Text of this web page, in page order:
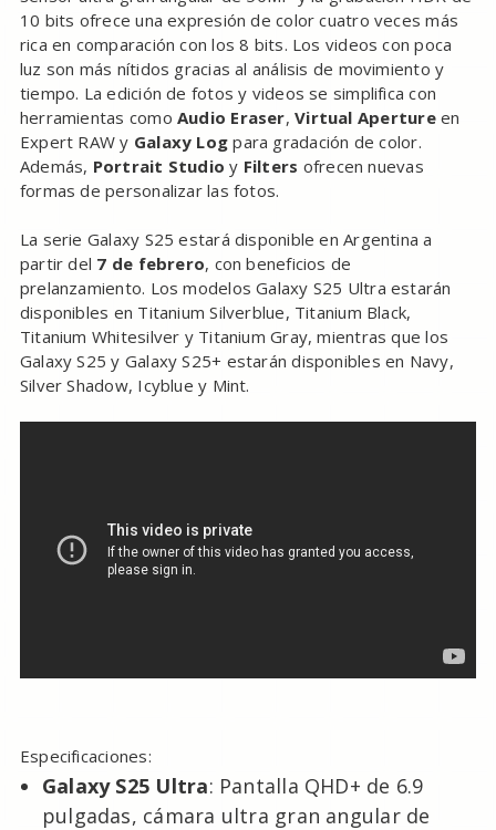
10 bits ofrece una expresión de color cuatro veces más
rica en comparación con los 8 bits. Los videos con poca
luz son más nítidos gracias al análisis de movimiento y
tiempo. La edición de fotos y videos se simplifica con
herramientas como Audio Eraser,Virtual Apertureen
Expert RAW y Galaxy Log para gradación de color.
Además, Portrait Studio y Filters ofrecen nuevas
formas de personalizar las fotos.
La serie Galaxy S25 estará disponible en Argentina a
partir del 7 de febrero, con beneficios de
prelanzamiento. Los modelos Galaxy S25 Ultra estarán
disponibles en Titanium Silverblue, Titanium Black,
Titanium Whitesilver y Titanium Gray, mientras que los
Galaxy S25 y Galaxy S25+ estarán disponibles en Navy,
Silver Shadow, Icyblue y Mint.
Especificaciones:
Galaxy S25 Ultra: Pantalla QHD+ de 6.9
pulgadas, cámara ultra gran angular de